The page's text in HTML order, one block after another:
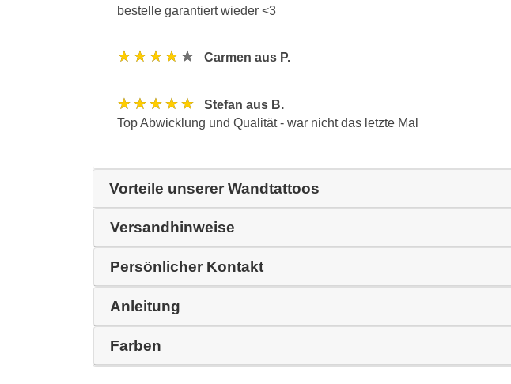
bestelle garantiert wieder <3
★★★★★ Carmen aus P.
★★★★★
Stefan aus B.
Top Abwicklung und Qualität - war nicht das letzte Mal
Vorteile unserer Wandtattoos
Versandhinweise
Persönlicher Kontakt
Anleitung
Farben